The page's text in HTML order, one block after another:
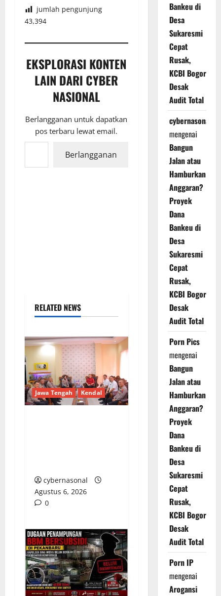
jumlah pengunjung
43,394
EKSPLORASI KONTEN
LAIN DARI CYBER
NASIONAL
Berlangganan untuk dapatkan
pos terbaru lewat email.
Ketikkan email Anda...
Berlangganan
RELATED NEWS
Jawa Tengah Kendal
cybernasonal
Agustus 6, 2026
0
Bankeu di
Desa
Sukaresmi
Cepat
Rusak,
KCBI Bogor
Desak
Audit Total
cybernasonal
mengenai
Bangun
Jalan atau
Hamburkan
Anggaran?
Proyek
Dana
Bankeu di
Desa
Sukaresmi
Cepat
Rusak,
KCBI Bogor
Desak
Audit Total
Porn Pics
mengenai
Bangun
Jalan atau
Hamburkan
Anggaran?
Proyek
Dana
Bankeu di
Desa
Sukaresmi
Cepat
Rusak,
KCBI Bogor
Desak
Audit Total
Porn IP
mengenai
Arogansi